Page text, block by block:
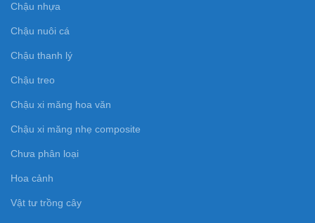
Chậu nhựa
Chậu nuôi cá
Chậu thanh lý
Chậu treo
Chậu xi măng hoa văn
Chậu xi măng nhẹ composite
Chưa phân loại
Hoa cảnh
Vật tư trồng cây